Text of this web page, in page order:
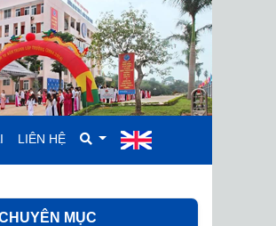
LIÊN HỆ
MỤC